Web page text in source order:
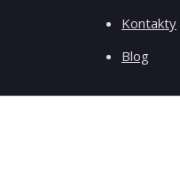
Kontakty
Blog